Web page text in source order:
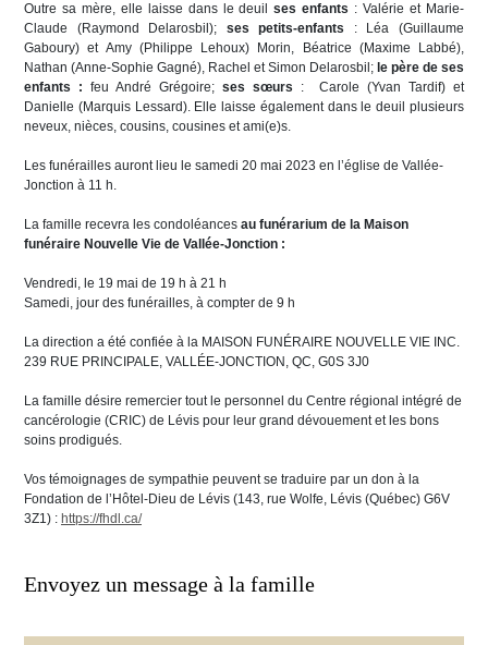
Outre sa mère, elle laisse dans le deuilses enfants : Valérie et Marie-
Claude (Raymond Delarosbil); ses petits-enfants : Léa (Guillaume
Gaboury) et Amy (Philippe Lehoux) Morin, Béatrice (Maxime Labbé),
Nathan (Anne-Sophie Gagné), Rachel et Simon Delarosbil; le père de ses
enfants : feu André Grégoire; ses sœurs : Carole (Yvan Tardif) et
Danielle (Marquis Lessard). Elle laisse également dans le deuil plusieurs
neveux, nièces, cousins, cousines et ami(e)s.
Les funérailles auront lieu le samedi 20 mai 2023 en l’église de Vallée-
Jonction à 11 h.
La famille recevra les condoléances au funérarium de la Maison
funéraire Nouvelle Vie de Vallée-Jonction :
Vendredi, le 19 mai de 19 h à 21 h
Samedi, jour des funérailles, à compter de 9 h
La direction a été confiée à la MAISON FUNÉRAIRE NOUVELLE VIE INC.
239 RUE PRINCIPALE, VALLÉE-JONCTION, QC, G0S 3J0
La famille désire remercier tout le personnel du Centre régional intégré de
cancérologie (CRIC) de Lévis pour leur grand dévouement et les bons
soins prodigués.
Vos témoignages de sympathie peuvent se traduire par un don à la
Fondation de l’Hôtel-Dieu de Lévis (143, rue Wolfe, Lévis (Québec) G6V
3Z1) : https://fhdl.ca/
Envoyez un message à la famille